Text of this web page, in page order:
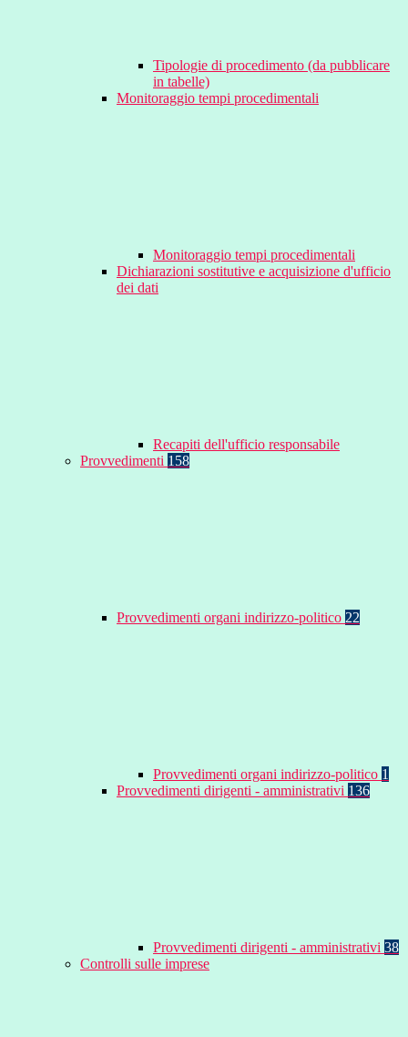
Tipologie di procedimento (da pubblicare
in tabelle)
Monitoraggio tempi procedimentali
Monitoraggio tempi procedimentali
Dichiarazioni sostitutive e acquisizione d'ufficio
dei dati
Recapiti dell'ufficio responsabile
Provvedimenti 158
Provvedimenti organi indirizzo-politico 22
Provvedimenti organi indirizzo-politico 1
Provvedimenti dirigenti - amministrativi 136
Provvedimenti dirigenti - amministrativi 38
Controlli sulle imprese